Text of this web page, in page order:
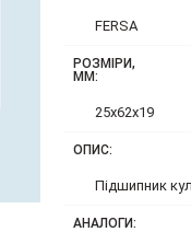
FERSA
РОЗМІРИ,
ММ:
25x62x19
ОПИС:
Підшипник
АНАЛОГИ: